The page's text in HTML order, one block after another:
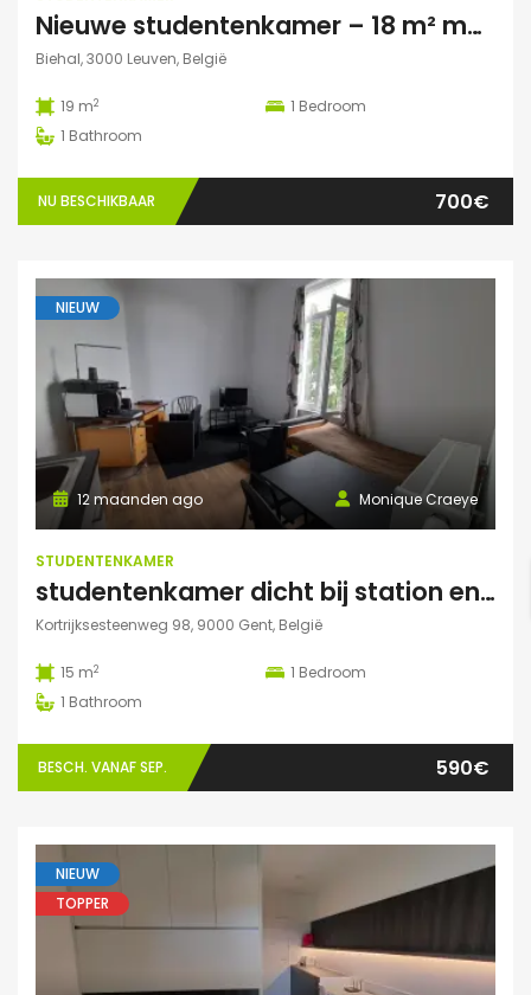
Nieuwe studentenkamer – 18 m² met privé autoparking – op 5 min fietsafstand van Campus Gasthuisberg
Biehal, 3000 Leuven, België
19 m2 1 Bedroom
1 Bathroom
NU BESCHIKBAAR 700€
NIEUW
Monique Craeye
12 maanden ago
STUDENTENKAMER
studentenkamer dicht bij station en Citadelpark centraal gelegen
Kortrijksesteenweg 98, 9000 Gent, België
15 m2 1 Bedroom
1 Bathroom
BESCH. VANAF SEP. 590€
NIEUW
TOPPER